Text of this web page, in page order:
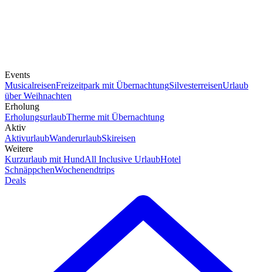
Events
MusicalreisenFreizeitpark mit ÜbernachtungSilvesterreisenUrlaub
über Weihnachten
Erholung
ErholungsurlaubTherme mit Übernachtung
Aktiv
AktivurlaubWanderurlaubSkireisen
Weitere
Kurzurlaub mit HundAll Inclusive UrlaubHotel
SchnäppchenWochenendtrips
Deals